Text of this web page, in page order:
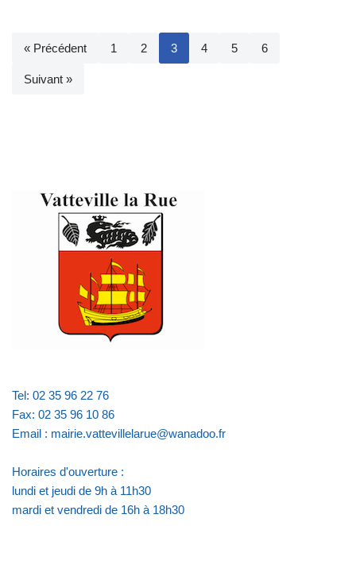
« Précédent 1 2 3 4 5 6
Suivant »
Tel: 02 35 96 22 76
Fax: 02 35 96 10 86
Email : mairie.vattevillelarue@wanadoo.fr
Horaires d'ouverture :
lundi et jeudi de 9h à 11h30
mardi et vendredi de 16h à 18h30